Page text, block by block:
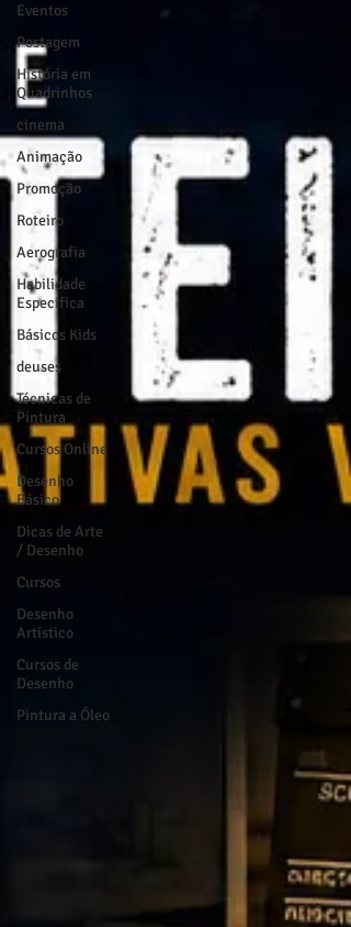
Eventos
Postagem
História em
Quadrinhos
cinema
Animação
Promoção
Roteiro
Aerografia
Habilidade
Específica
Básicos Kids
deuses
Técnicas de
Pintura
Cursos Online
Desenho
Básico
Dicas de Arte
/ Desenho
Cursos
Desenho
Artístico
Cursos de
Desenho
Pintura a Óleo